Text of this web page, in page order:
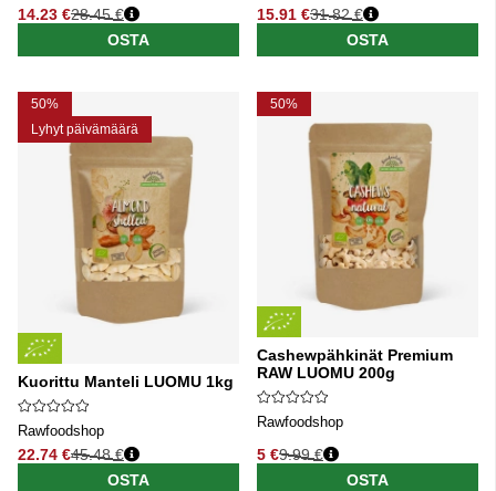
14.23 €
Normaali hinta
28.45 €
OSTA
15.91 €
Normaali hinta
31.82 €
OSTA
50%
Lyhyt päivämäärä
Kuorittu Manteli LUOMU 1kg
Rawfoodshop
22.74 €
Normaali hinta
45.48 €
OSTA
50%
Cashewpähkinät Premium
RAW LUOMU 200g
Rawfoodshop
5 €
Normaali hinta
9.99 €
OSTA